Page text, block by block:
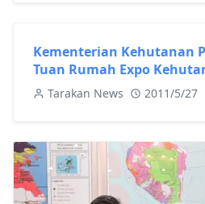
Kementerian Kehutanan
Tuan Rumah Expo
Tarakan News 2011/5/27